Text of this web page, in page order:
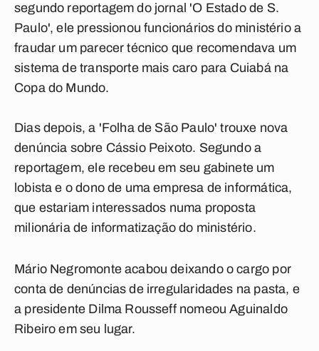
segundo reportagem do jornal 'O Estado de S.
Paulo', ele pressionou funcionários do ministério a
fraudar um parecer técnico que recomendava um
sistema de transporte mais caro para Cuiabá na
Copa do Mundo.
Dias depois, a 'Folha de São Paulo' trouxe nova
denúncia sobre Cássio Peixoto. Segundo a
reportagem, ele recebeu em seu gabinete um
lobista e o dono de uma empresa de informática,
que estariam interessados numa proposta
milionária de informatização do ministério.
Mário Negromonte acabou deixando o cargo por
conta de denúncias de irregularidades na pasta, e
a presidente Dilma Rousseff nomeou Aguinaldo
Ribeiro em seu lugar.